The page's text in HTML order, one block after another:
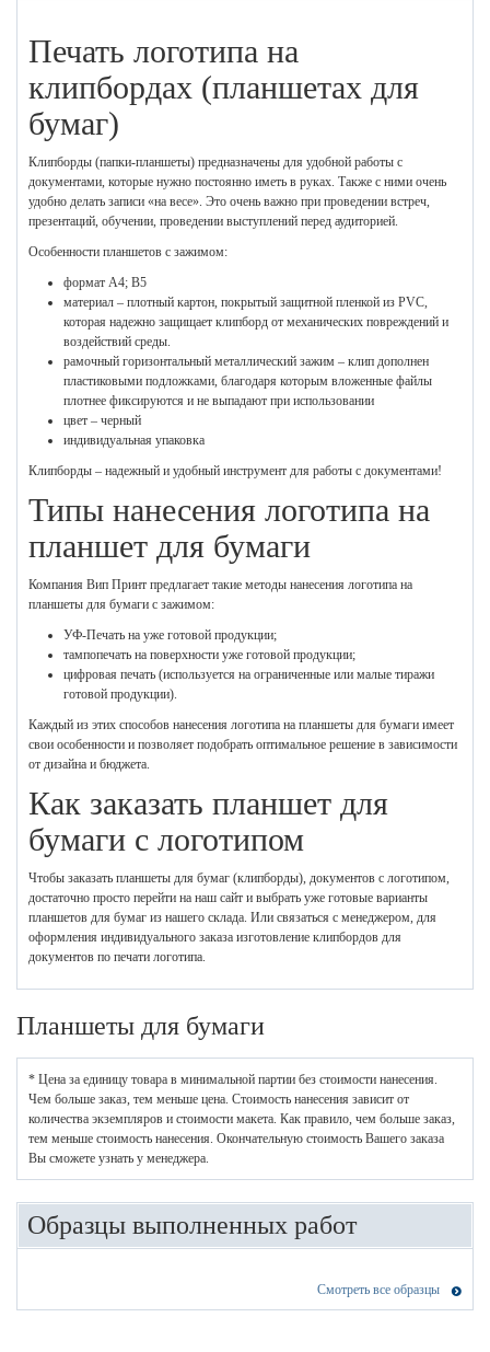
Печать логотипа на
клипбордах (планшетах для
бумаг)
Клипборды (папки-планшеты) предназначены для удобной работы с
документами, которые нужно постоянно иметь в руках. Также с ними очень
удобно делать записи «на весе». Это очень важно при проведении встреч,
презентаций, обучении, проведении выступлений перед аудиторией.
Особенности планшетов с зажимом:
формат А4; В5
материал – плотный картон, покрытый защитной пленкой из PVC,
которая надежно защищает клипборд от механических повреждений и
воздействий среды.
рамочный горизонтальный металлический зажим – клип дополнен
пластиковыми подложками, благодаря которым вложенные файлы
плотнее фиксируются и не выпадают при использовании
цвет – черный
индивидуальная упаковка
Клипборды – надежный и удобный инструмент для работы с документами!
Типы нанесения логотипа на
планшет для бумаги
Компания Вип Принт предлагает такие методы нанесения логотипа на
планшеты для бумаги с зажимом:
УФ-Печать на уже готовой продукции;
тампопечать на поверхности уже готовой продукции;
цифровая печать (используется на ограниченные или малые тиражи
готовой продукции).
Каждый из этих способов нанесения логотипа на планшеты для бумаги имеет
свои особенности и позволяет подобрать оптимальное решение в зависимости
от дизайна и бюджета.
Как заказать планшет для
бумаги с логотипом
Чтобы заказать планшеты для бумаг (клипборды), документов с логотипом,
достаточно просто перейти на наш сайт и выбрать уже готовые варианты
планшетов для бумаг из нашего склада. Или связаться с менеджером, для
оформления индивидуального заказа изготовление клипбордов для
документов по печати логотипа.
Планшеты для бумаги
* Цена за единицу товара в минимальной партии без стоимости нанесения.
Чем больше заказ, тем меньше цена. Стоимость нанесения зависит от
количества экземпляров и стоимости макета. Как правило, чем больше заказ,
тем меньше стоимость нанесения. Окончательную стоимость Вашего заказа
Вы сможете узнать у менеджера.
Образцы выполненных работ
Смотреть все образцы